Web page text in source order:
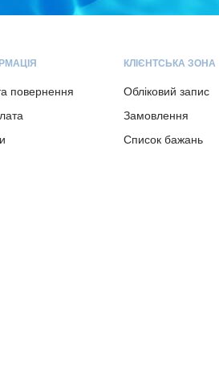
повернення
КЛІЄНТСЬКА ЗОНА
Обліковий запис
Замовлення
Список бажань